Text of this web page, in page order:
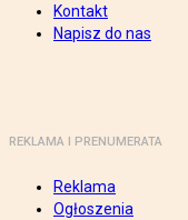
Kontakt
Napisz do nas
REKLAMA I PRENUMERATA
Reklama
Ogłoszenia